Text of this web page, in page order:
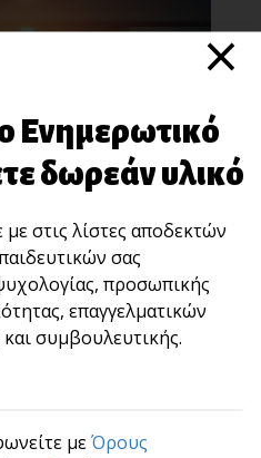
10 δευτερολέπτων που
που καταστρέφει μια
μια [...]
×
Ενημερωτικό
δωρεάν υλικό
στις λίστες αποδεκτών
σας
προσωπικής
επαγγελματικών
συμβουλευτικής.
μεΌρους